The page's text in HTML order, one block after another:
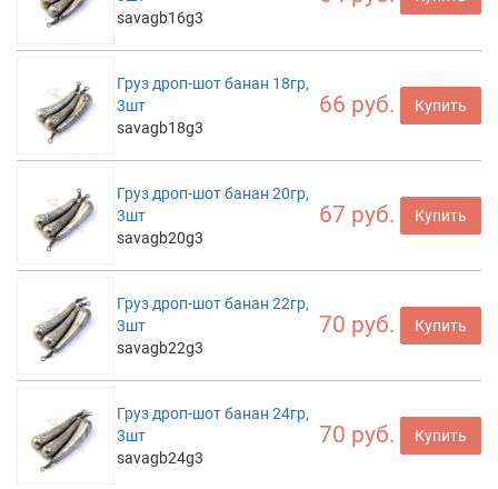
savagb16g3
Груз дроп-шот банан 18гр,
3шт
savagb18g3
66 руб. Купить
Груз дроп-шот банан 20гр,
3шт
savagb20g3
67 руб. Купить
Груз дроп-шот банан 22гр,
3шт
savagb22g3
70 руб. Купить
Груз дроп-шот банан 24гр,
3шт
savagb24g3
70 руб. Купить